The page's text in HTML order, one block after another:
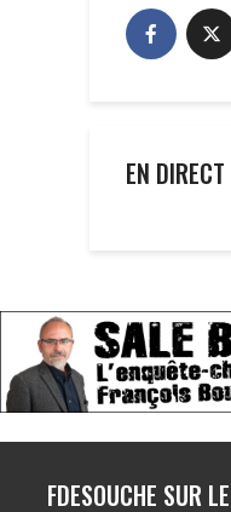
EN
FDESOUCHE SUR